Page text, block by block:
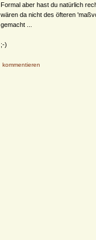
Formal aber hast du natürlich
wären da nicht des öfteren
gemacht ...
;-)
kommentieren